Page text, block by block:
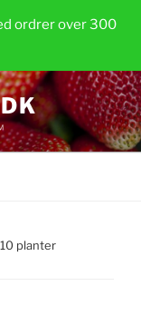
ordrer over 300
planter